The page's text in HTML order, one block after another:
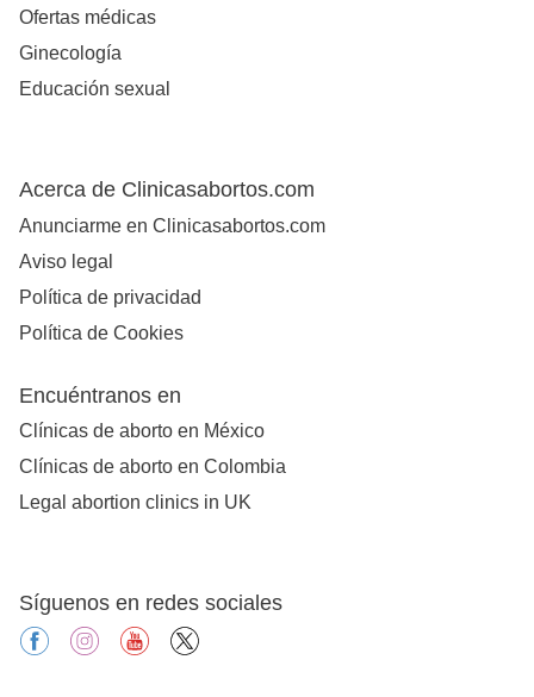
Ofertas médicas
Ginecología
Educación sexual
Acerca de Clinicasabortos.com
Anunciarme en Clinicasabortos.com
Aviso legal
Política de privacidad
Política de Cookies
Encuéntranos en
Clínicas de aborto en México
Clínicas de aborto en Colombia
Legal abortion clinics in UK
Síguenos en redes sociales
facebookinstagramyoutube